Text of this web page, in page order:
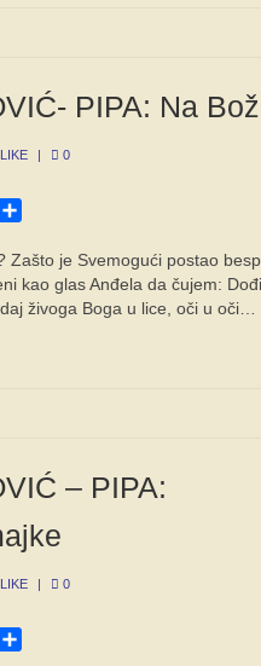
PIPA: Na
0
Zašto je Svemogući postao
kao glas Anđela da čujem:
živoga Boga u lice, oči u
– PIPA:
0